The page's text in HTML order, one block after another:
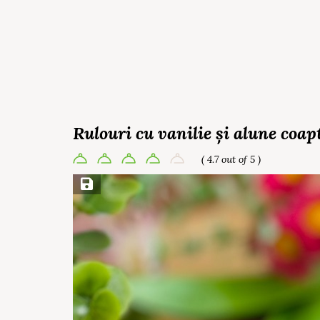
Rulouri cu vanilie și alune
( 4.7 out of 5 )
Save Recipe